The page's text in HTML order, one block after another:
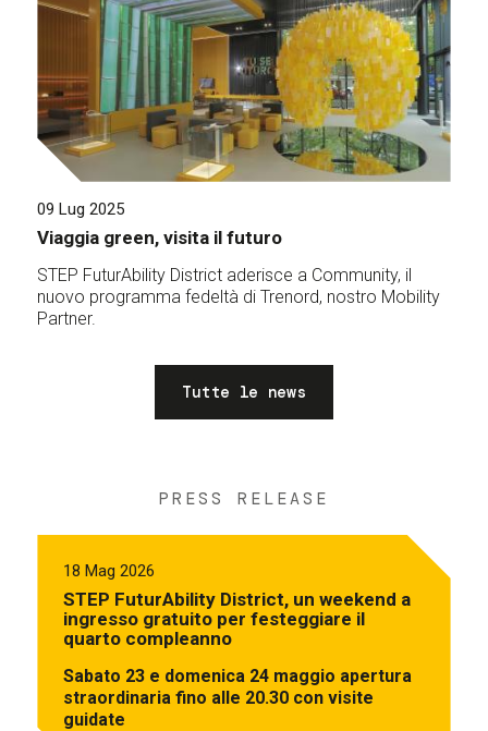
09 Lug 2025
Viaggia green, visita il futuro
STEP FuturAbility District aderisce a Community, il
nuovo programma fedeltà di Trenord, nostro Mobility
Partner.
Tutte le news
PRESS RELEASE
18 Mag 2026
STEP FuturAbility District, un weekend a
ingresso gratuito per festeggiare il
quarto compleanno
Sabato 23 e domenica 24 maggio apertura
straordinaria fino alle 20.30 con visite
guidate